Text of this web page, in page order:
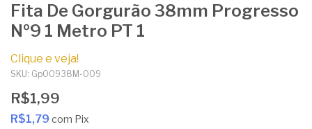
Fita De Gorgurão 38mm Progresso
Nº9 1 Metro PT 1
Clique e veja!
SKU: Gp00938M-009
R$1,99
R$1,79 com Pix